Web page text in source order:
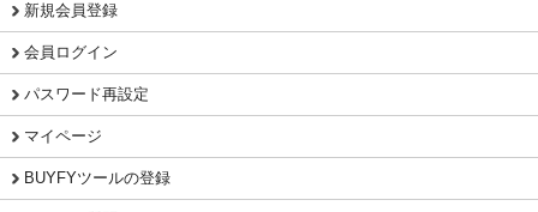
新規会員登録
会員ログイン
パスワード再設定
マイページ
BUYFYツールの登録